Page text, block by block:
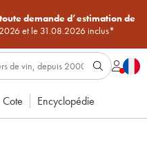
demande d’estimation de
et le 31.08.2026 inclus*
Cote Encyclopédie